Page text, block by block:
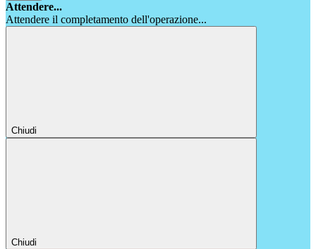
Attendere...
Attendere il completamento dell'operazione...
Chiudi
Chiudi